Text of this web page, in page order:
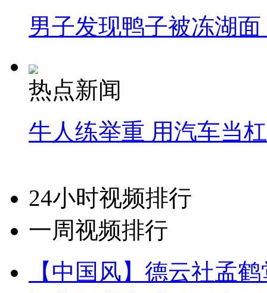
男子发现鸭子被冻湖
热点新闻
牛人练举重 用汽车当
24小时视频排行
一周视频排行
【中国风】德云社孟